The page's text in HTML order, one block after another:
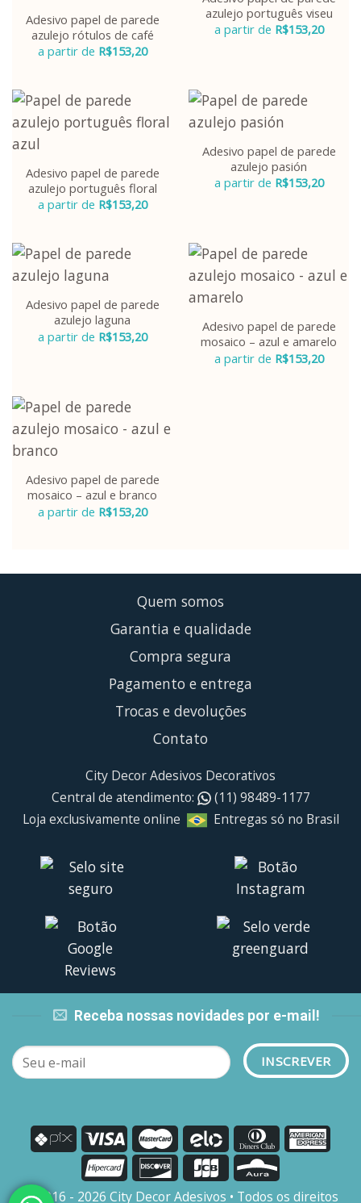
Adesivo papel de parede
azulejo rótulos de café
a partir de R$153,20
azulejo português viseu
a partir de R$153,20
Adesivo papel de parede
azulejo português floral
a partir de R$153,20
Adesivo papel de parede
azulejo pasión
a partir de R$153,20
Adesivo papel de parede
azulejo laguna
a partir de R$153,20
Adesivo papel de parede
mosaico – azul e amarelo
a partir de R$153,20
Adesivo papel de parede
mosaico – azul e branco
a partir de R$153,20
Quem somos
Garantia e qualidade
Compra segura
Pagamento e entrega
Trocas e devoluções
Contato
City Decor Adesivos Decorativos
Central de atendimento:
(11) 98489-1177
Loja exclusivamente online
Entregas só no Brasil
Receba nossas novidades por e-mail!
© 2016 - 2026 City Decor Adesivos • Todos os direitos